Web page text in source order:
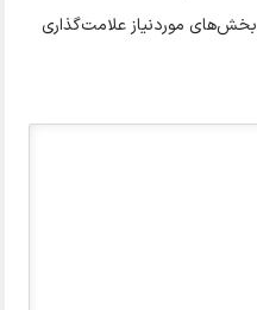
بخش‌های موردنیاز علامت‌گذاری